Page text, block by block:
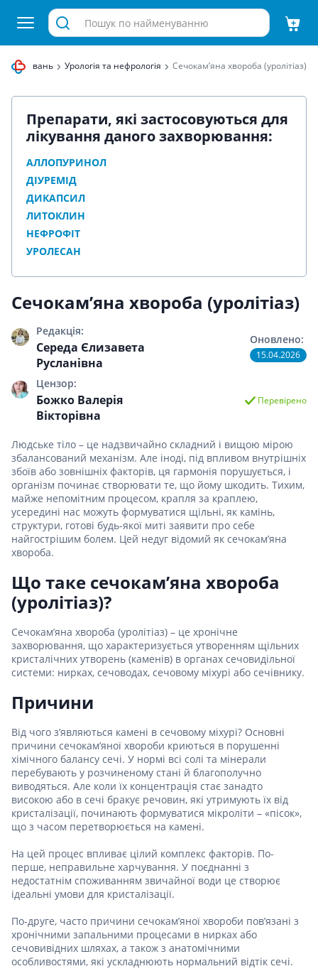
Урологія та нефрологія Сечокам’яна хвороба (уролітіаз)
Препарати, які застосовуються для
лікування даного захворювання:
АЛЛОПУРИНОЛ
ДІУРЕМІД
ДИКАПСИЛ
ЛИТОКЛИН
НЕФРОФІТ
УРОЛЕСАН
Сечокам’яна хвороба (уролітіаз)
Редакція:
Середа Єлизавета
Русланівна
Цензор:
Божко Валерія
Вікторівна
Оновлено:
15.04.2026
Перевірено
Людське тіло – це надзвичайно складний і вищою мірою
збалансований механізм. Але іноді, під впливом внутрішніх
збоїв або зовнішніх факторів, ця гармонія порушується, і
організм починає створювати те, що йому шкодить. Тихим,
майже непомітним процесом, крапля за краплею,
усередині нас можуть формуватися щільні, як камінь,
структури, готові будь-якої миті заявити про себе
найгострішим болем. Цей недуг відомий як сечокам’яна
хвороба.
Що таке сечокам’яна хвороба
(уролітіаз)?
Сечокам’яна хвороба (уролітіаз) – це хронічне
захворювання, що характеризується утворенням щільних
кристалічних утворень (каменів) в органах сечовидільної
системи: нирках, сечоводах, сечовому міхурі або сечівнику.
Причини
Від чого з’являються камені в сечовому міхурі? Основні
причини сечокам’яної хвороби криються в порушенні
хімічного балансу сечі. У нормі всі солі та мінерали
перебувають у розчиненому стані й благополучно
виводяться. Але коли їх концентрація стає занадто
високою або в сечі бракує речовин, які утримують їх від
кристалізації, починають формуватися мікроліти – «пісок»,
що з часом перетворюється на камені.
На цей процес впливає цілий комплекс факторів. По-
перше, неправильне харчування. У поєднанні з
недостатнім споживанням звичайної води це створює
ідеальні умови для кристалізації.
По-друге, часто причини сечокам’яної хвороби пов’язані з
хронічними запальними процесами в нирках або
сечовивідних шляхах, а також з анатомічними
особливостями, які ускладнюють нормальний відтік сечі.